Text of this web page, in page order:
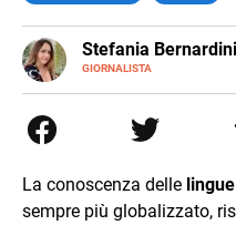
Stefania Bernardini
GIORNALISTA
E-
MAIL
Tv di cronaca,
esperienze nella
La conoscenza delle
sempre più globalizzato,